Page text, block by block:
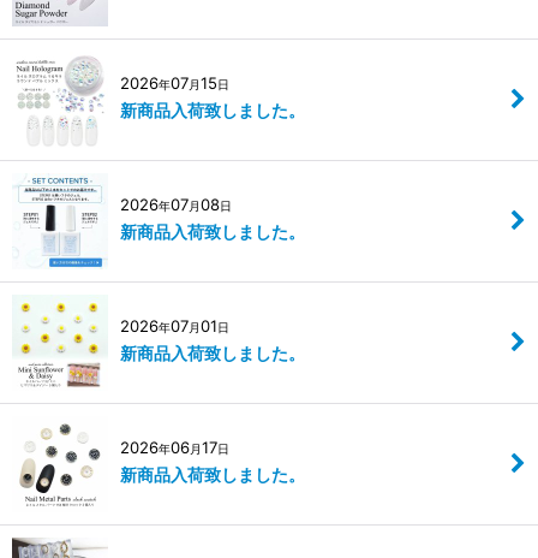
2026年07月15日
新商品入荷致しました。
2026年07月08日
新商品入荷致しました。
2026年07月01日
新商品入荷致しました。
2026年06月17日
新商品入荷致しました。